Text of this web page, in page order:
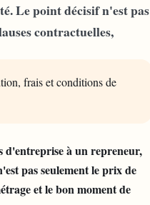
Le point décisif n'est pas
contractuelles,
frais et conditions de
d'entreprise à un repreneur,
pas seulement le prix de
et le bon moment de